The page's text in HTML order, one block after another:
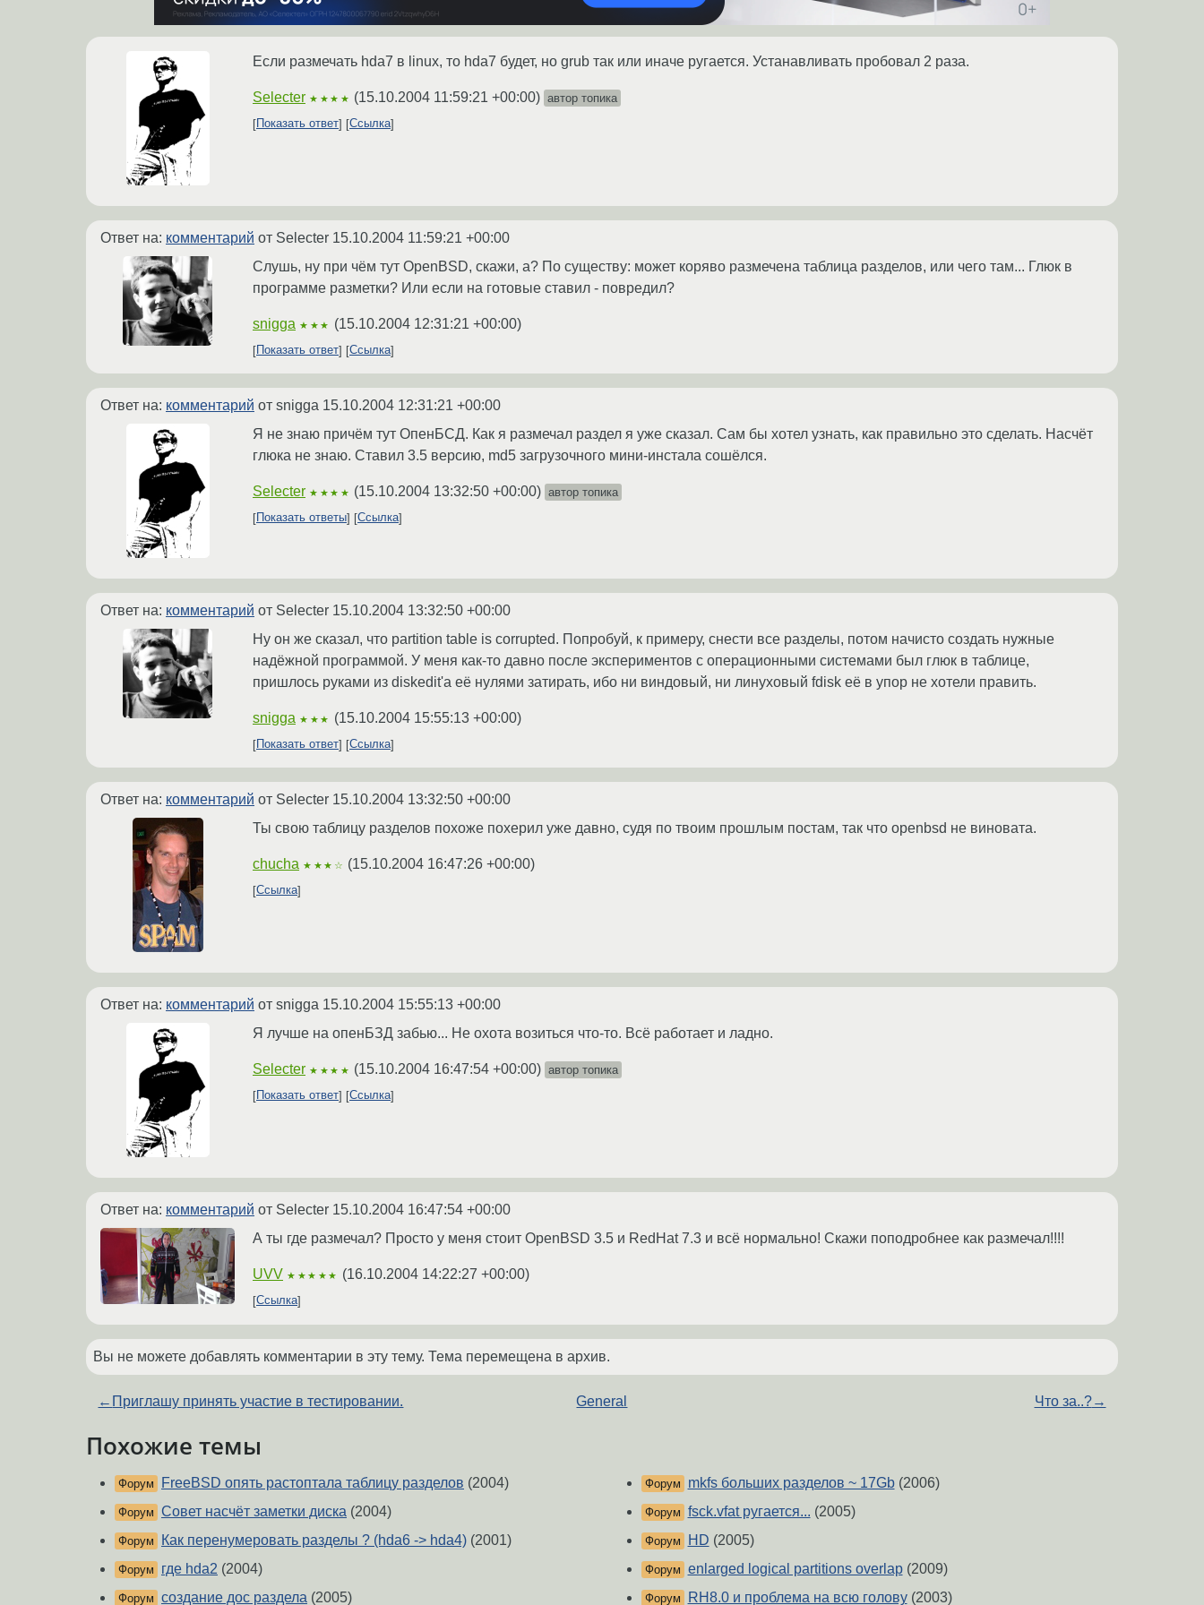
Если размечать hda7 в linux, то hda7 будет, но grub так или иначе ругается. Устанавливать пробовал 2 раза.
Selecter ★★★★ (15.10.2004 11:59:21 +00:00) автор топика
Показать ответ
Ссылка
Ответ на: комментарий от Selecter 15.10.2004 11:59:21 +00:00
Слушь, ну при чём тут OpenBSD, скажи, а? По существу: может коряво размечена таблица разделов, или чего там... Глюк в
программе разметки? Или если на готовые ставил - повредил?
snigga ★★★ (15.10.2004 12:31:21 +00:00)
Показать ответ Ссылка
Ответ на: комментарий от snigga 15.10.2004 12:31:21 +00:00
Я не знаю причём тут ОпенБСД. Как я размечал раздел я уже сказал. Сам бы хотел узнать, как правильно это сделать. Насчёт
глюка не знаю. Ставил 3.5 версию, md5 загрузочного мини-инстала сошёлся.
Selecter ★★★★ (15.10.2004 13:32:50 +00:00) автор топика
Показать ответы
Ссылка
Ответ на: комментарий от Selecter 15.10.2004 13:32:50 +00:00
Ну он же сказал, что partition table is corrupted. Попробуй, к примеру, снести все разделы, потом начисто создать нужные
надёжной программой. У меня как-то давно после экспериментов с операционными системами был глюк в таблице,
пришлось руками из diskedit'а её нулями затирать, ибо ни виндовый, ни линуховый fdisk её в упор не хотели править.
snigga ★★★ (15.10.2004 15:55:13 +00:00)
Показать ответ Ссылка
Ответ на: комментарий от Selecter 15.10.2004 13:32:50 +00:00
Ты свою таблицу разделов похоже похерил уже давно, судя по твоим прошлым постам, так что openbsd не виновата.
chucha ★★★☆ (15.10.2004 16:47:26 +00:00)
Ссылка
Ответ на: комментарий от snigga 15.10.2004 15:55:13 +00:00
Я лучше на опенБЗД забью... Не охота возиться что-то. Всё работает и ладно.
Selecter ★★★★ (15.10.2004 16:47:54 +00:00) автор топика
Показать ответ
Ссылка
Ответ на: комментарий от Selecter 15.10.2004 16:47:54 +00:00
А ты где размечал? Просто у меня стоит OpenBSD 3.5 и RedHat 7.3 и всё нормально! Скажи поподробнее как размечал!!!!
UVV ★★★★★ (16.10.2004 14:22:27 +00:00)
Ссылка
Вы не можете добавлять комментарии в эту тему. Тема перемещена в архив.
← Приглашу принять участие в тестировании. General Что за..?→
Похожие темы
Форум FreeBSD опять растоптала таблицу разделов (2004)
Форум Совет насчёт заметки диска (2004)
Форум Как перенумеровать разделы ? (hda6 -> hda4) (2001)
Форум где hda2 (2004)
Форум создание дос раздела (2005)
Форум mkfs больших разделов ~ 17Gb(2006)
Форум fsck.vfat ругается... (2005)
Форум HD (2005)
Форум enlarged logical partitions overlap(2009)
Форум RH8.0 и проблема на всю голову(2003)